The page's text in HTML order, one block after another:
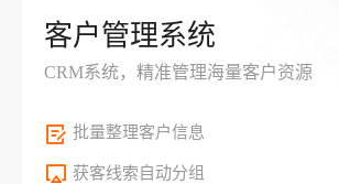
客户管理系统
CRM系统，精准管理海量客户资源
批量整理客户信息
获客线索自动分组